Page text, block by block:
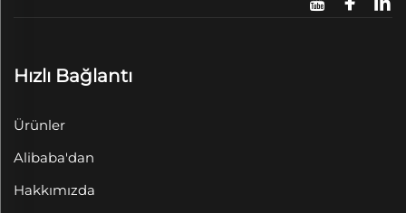
Hızlı Bağlantı
Ürünler
Alibaba'dan
Hakkımızda